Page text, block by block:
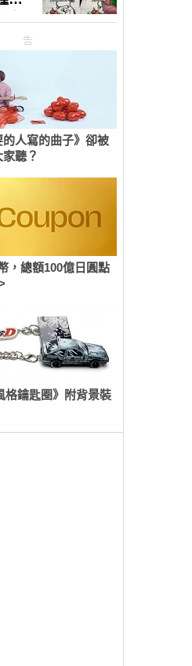
告
人寫的曲子》卻被
聽？
，總額100億日圓點
格鑰匙圈》附背景裝